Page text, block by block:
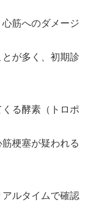
筋へのダメージ
が多く、初期診
る酵素（トロポ
梗塞が疑われる
ルタイムで確認